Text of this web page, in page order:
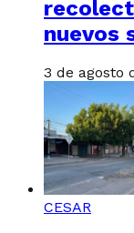
nuevos
3 de agosto
CESAR